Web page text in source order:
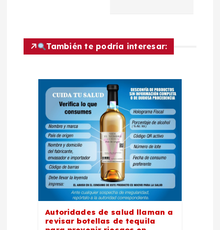
c
También te podría interesar:
Autoridades de salud llaman a
revisar botellas de tequila